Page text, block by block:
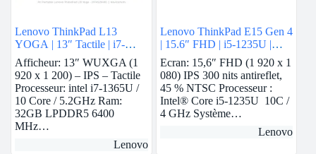
Lenovo ThinkPad L13
YOGA | 13″ Tactile | i7-
1365U vPro | 32 GB Ram |
intel Iris Xe | 1 TB SSD
Afficheur: 13″ WUXGA (1
920 x 1 200) – IPS – Tactile
Processeur: intel i7-1365U /
10 Core / 5.2GHz Ram:
32GB LPDDR5 6400
MHz…
Lenovo
Lenovo ThinkPad E15 Gen 4
| 15.6″ FHD | i5-1235U |
8Gb Ram | Nvidia MX550 |
512 GB SSD
Ecran: 15,6″ FHD (1 920 x 1
080) IPS 300 nits antireflet,
45 % NTSC Processeur :
Intel® Core i5-1235U 10C /
4 GHz Système…
Lenovo